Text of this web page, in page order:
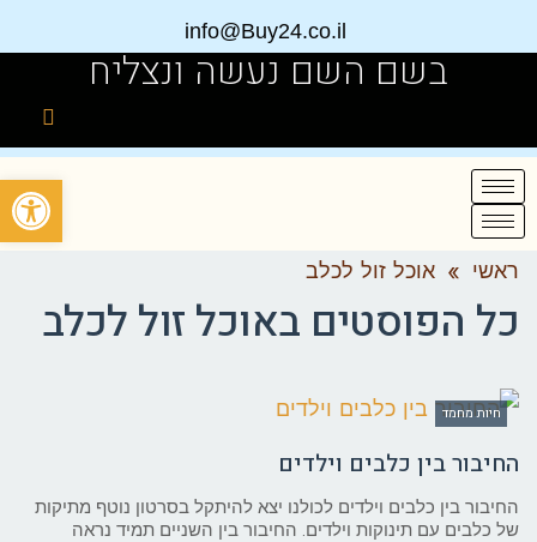
info@Buy24.co.il
בשם השם נעשה ונצליח
ראשי » אוכל זול לכלב
כל הפוסטים באוכל זול לכלב
חיות מחמד
החיבור בין כלבים וילדים
החיבור בין כלבים וילדים לכולנו יצא להיתקל בסרטון נוטף מתיקות
של כלבים עם תינוקות וילדים. החיבור בין השניים תמיד נראה